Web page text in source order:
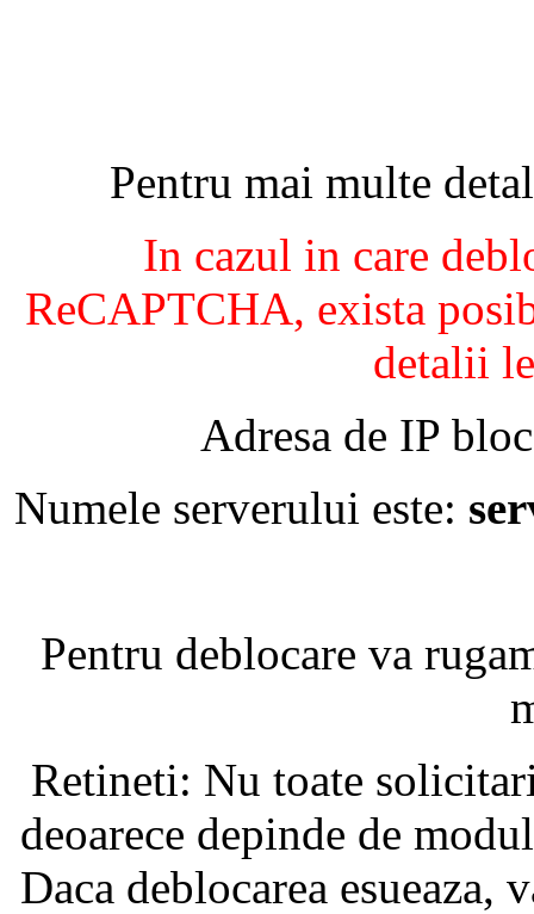
Pentru mai multe
In cazul in care
ReCAPTCHA, exista
detalii
Adresa de IP
Numele serverului este:
Pentru deblocare va
Retineti: Nu toate
deoarece depinde de
Daca deblocarea